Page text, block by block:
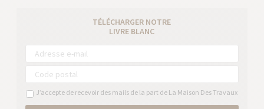
TÉLÉCHARGER NOTRE
LIVRE BLANC
J’accepte de recevoir des mails de la part de La Maison Des Travaux